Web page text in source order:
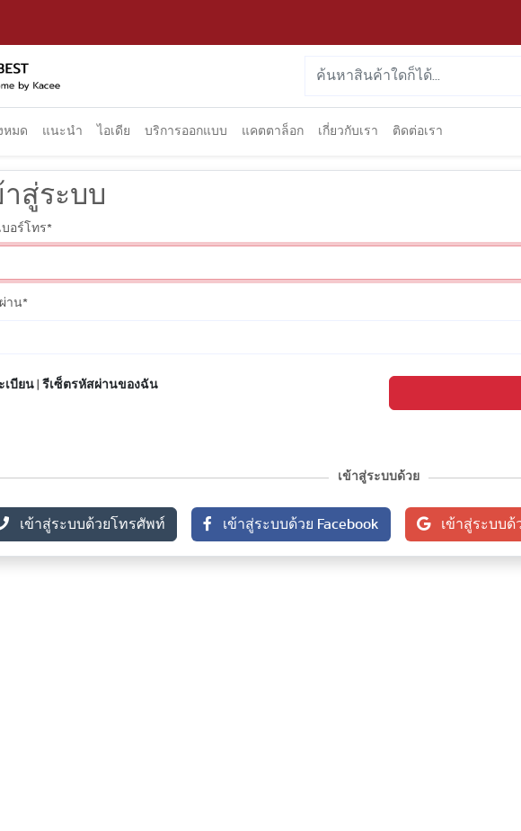
หมด แนะนำ ไอเดีย บริการออกแบบ แคตตาล็อก เกี่ยวกับเรา ติดต่อเรา
าสู่ระบบ
อร์โทร*
าน*
เบียน| รีเซ็ตรหัสผ่านของฉัน
เข้าสู่ระบบด้วย
เข้าสู่ระบบด้วยโทรศัพท์ เข้าสู่ระบบด้วย Facebook เข้าสู่ระบบด้ว